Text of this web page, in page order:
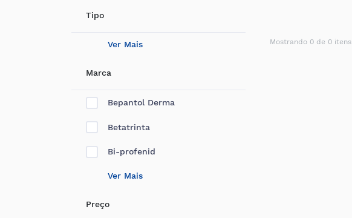
Tipo
Ver Mais
Marca
Bepantol Derma
Betatrinta
Bi-profenid
Ver Mais
Preço
Mostrando 0 de 0 itens